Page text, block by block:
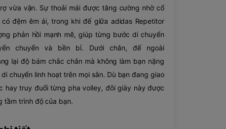
vừa vặn. Sự thoải mái được tăng cường nhờ cổ
đệm êm ái, trong khi đế giữa adidas Repetitor
phản hồi mạnh mẽ, giúp từng bước di chuyển
chuyển và bền bỉ. Dưới chân, đế ngoài
lại độ bám chắc chắn mà không làm bạn nặng
chuyển linh hoạt trên mọi sân. Dù bạn đang giao
hay truy đuổi từng pha volley, đôi giày này được
tầm trình độ của bạn.